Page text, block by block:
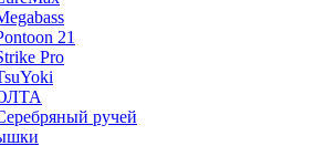
21
Pro
ручей